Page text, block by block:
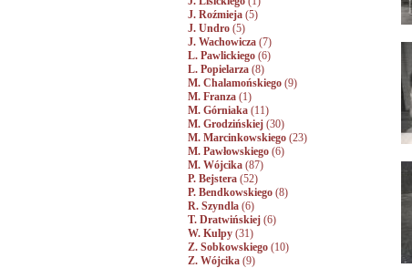
J. Roźmieja (5)
J. Undro (5)
J. Wachowicza (7)
L. Pawlickiego (6)
L. Popielarza (8)
M. Chalamońskiego (9)
M. Franza (1)
M. Górniaka (11)
M. Grodzińskiej (30)
M. Marcinkowskiego (23)
M. Pawłowskiego (6)
M. Wójcika (87)
P. Bejstera (52)
P. Bendkowskiego (8)
R. Szyndla (6)
T. Dratwińskiej (6)
W. Kulpy (31)
Z. Sobkowskiego (10)
Z. Wójcika (9)